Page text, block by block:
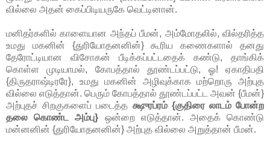
வில்லை அதன் கைப்பிடியருகே வெட்டினான்.
மனிதர்களில் காளையான அந்தப் பீமன், அம்மோதலில், வில்தரித்த
உமது மகனின் {துரியோதனனின்} கூரிய கணைகளால் தனது
தேரோட்டியான விசோகன் பீடிக்கப்பட்டதைக் கண்டு, தாங்கிக்
கொள்ள முடியாமல், கோபத்தால் தூண்டப்பட்டு, ஓ! ஏகாதிபதி
{திருதராஷ்டிரரே}, உமது மகனின் அழிவுக்காக மற்றொரு அற்புத
வில்லை எடுத்தான். பெரும் கோபத்தால் தூண்டப்பட்ட அவன் {பீமன்}
அற்புதச் சிறகுகளைப் படைத்த க்ஷுரப்ரம் {குதிரை லாடம் போன்ற
தலை கொண்ட அம்பு} ஒன்றை எடுத்தான். அதைக் கொண்டு
மன்னனின் {துரியோதனனின்} அற்புத வில்லை அறுத்தான் பீமன்.